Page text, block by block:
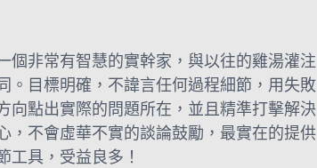
個非常有智慧的實幹家，與以往的雞湯灌注
。目標明確，不諱言任何過程細節，用失敗
向點出實際的問題所在，並且精準打擊解決
，不會虛華不實的談論鼓勵，最實在的提供
工具，受益良多！